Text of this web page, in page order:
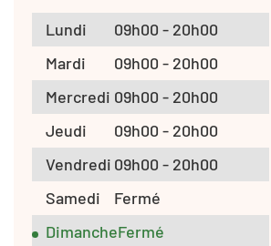
Lundi
09h00 - 20h00
Mardi
09h00 - 20h00
Mercredi 09h00 - 20h00
Jeudi
09h00 - 20h00
Vendredi 09h00 - 20h00
Samedi
Fermé
DimancheFermé